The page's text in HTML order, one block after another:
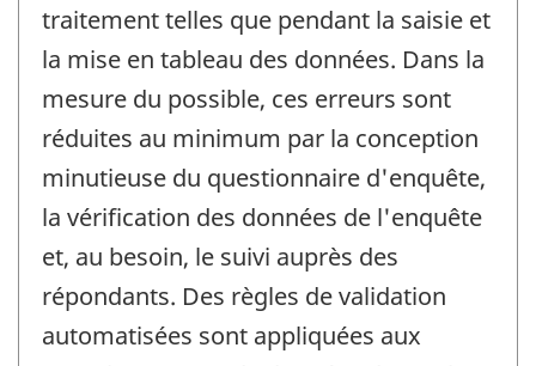
traitement telles que pendant la saisie et
la mise en tableau des données. Dans la
mesure du possible, ces erreurs sont
réduites au minimum par la conception
minutieuse du questionnaire d'enquête,
la vérification des données de l'enquête
et, au besoin, le suivi auprès des
répondants. Des règles de validation
automatisées sont appliquées aux